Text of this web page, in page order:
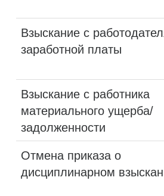
Взыскание с
заработной платы
Взыскание с работника
материального ущерба/
задолженности
Отмена приказа о
дисциплинарном